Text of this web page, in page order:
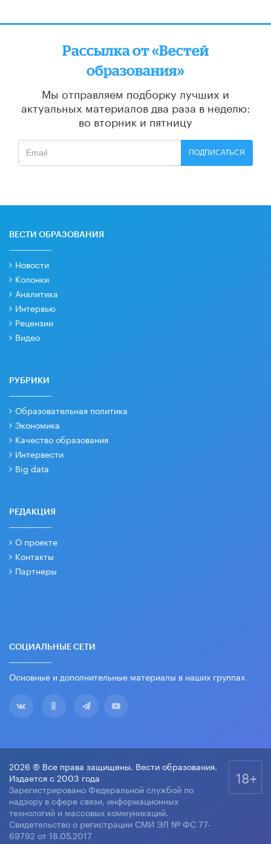
Рассылка от «Вестей
образования»
Мы отправляем подборку лучших и
актуальных материалов два раза в неделю:
во вторник и пятницу
ПОДПИСАТЬСЯ
ВЕСТИ ОБРАЗОВАНИЯ
Новости
Колонки
Аналитика
Интервью
Рецензии
Видео
РУБРИКИ
Образовательная политика
Экономика
Качество образования
Интервести
Big data
РЕДАКЦИЯ
О проекте
Контакты
Партнеры
СОЦИАЛЬНЫЕ СЕТИ
Основные и дополнительные материалы в наших группах
2026 © Все права защищены. Вести образования.
Издается с 2003 года
Зарегистрировано Федеральной службой по
надзору в сфере связи, информационных
технологий и массовых коммуникаций.
Свидетельство о регистрации СМИ ЭЛ № ФС 77-
69792 от 18.05.2017
18+